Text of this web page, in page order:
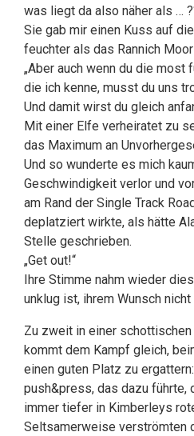
was liegt da also näher als …
Sie gab mir einen Kuss auf
feuchter als das Rannich
„Aber auch wenn du die most
die ich kenne, musst du uns
Und damit wirst du gleich
Mit einer Elfe verheiratet zu
das Maximum an
Und so wunderte es mich
Geschwindigkeit verlor und
am Rand der Single Track
deplatziert wirkte, als hätte
Stelle geschrieben.
„Get out!“
Ihre Stimme nahm wieder
unklug ist, ihrem Wunsch
Zu zweit in einer
kommt dem Kampf gleich,
einen guten Platz zu
push&press, das dazu führte,
immer tiefer in Kimberleys
Seltsamerweise verströmten